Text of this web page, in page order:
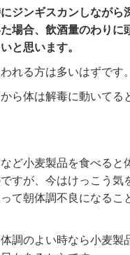
ジンギスカンしながら
場合、飲酒量のわりに
と思います。
れる方は多いはずです。
ら体は解毒に動いてる
ど小麦製品を食べると
すが、今はけっこう気
て朝体調不良になるこ
調のよい時なら小麦製